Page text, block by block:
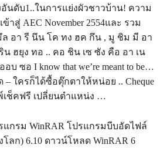
นดับ1..ในการแย่งผัวชาวบ้าน! ความ
าสู่ AEC November 2554และ รวม
อา รี นึน โค ทง ฮค กึน , มู ชิม มี อา
น ฮยุง ทอ .. คอ ชิน เซ ซัง คือ อา เน
ซอ I know that we’re meant to be…
ใครก็ได้ซื้อตุ๊กตาให้หน่อย .. Cheque
เช็คฟรี เปลี่ยนตำแหน่ง …
แกรม WinRAR โปรแกรมบีบอัดไฟล์
ลก) 6.10 ดาวน์โหลด WinRAR 6